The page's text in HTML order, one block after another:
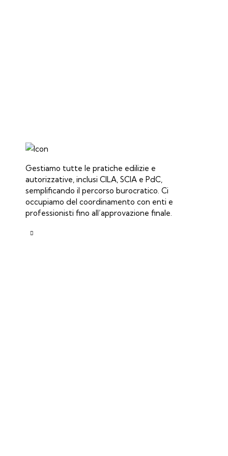
Gestiamo tutte le pratiche edilizie e
autorizzative, inclusi CILA, SCIA e PdC,
semplificando il percorso burocratico. Ci
occupiamo del coordinamento con enti e
professionisti fino all’approvazione finale.